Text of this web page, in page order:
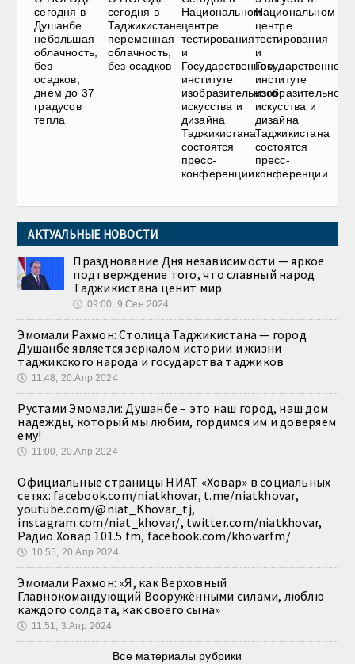
сегодня в
Душанбе
небольшая
облачность,
без
осадков,
днем до 37
градусов
тепла
сегодня в
Таджикистане
переменная
облачность,
без осадков
Национальном
центре
тестирования
и
Государственном
институте
изобразительного
искусства и
дизайна
Таджикистана
состоятся
пресс-
конференции
Национальном
центре
тестирования
и
Государственном
институте
изобразительного
искусства и
дизайна
Таджикистана
состоятся
пресс-
конференции
АКТУАЛЬНЫЕ НОВОСТИ
Празднование Дня независимости — яркое
подтверждение того, что славный народ
Таджикистана ценит мир
🕔 09:00, 9.Сен 2024
Эмомали Рахмон: Столица Таджикистана — город
Душанбе является зеркалом истории и жизни
таджикского народа и государства таджиков
🕔 11:48, 20.Апр 2024
Рустами Эмомали: Душанбе – это наш город, наш дом
надежды, который мы любим, гордимся им и доверяем
ему!
🕔 11:00, 20.Апр 2024
Официальные страницы НИАТ «Ховар» в социальных
сетях: facebook.com/niatkhovar, t.me/niatkhovar,
youtube.com/@niat_Khovar_tj,
instagram.com/niat_khovar/, twitter.com/niatkhovar,
Радио Ховар 101.5 fm, facebook.com/khovarfm/
🕔 10:55, 20.Апр 2024
Эмомали Рахмон: «Я, как Верховный
Главнокомандующий Вооружёнными силами, люблю
каждого солдата, как своего сына»
🕔 11:51, 3.Апр 2024
Все материалы рубрики